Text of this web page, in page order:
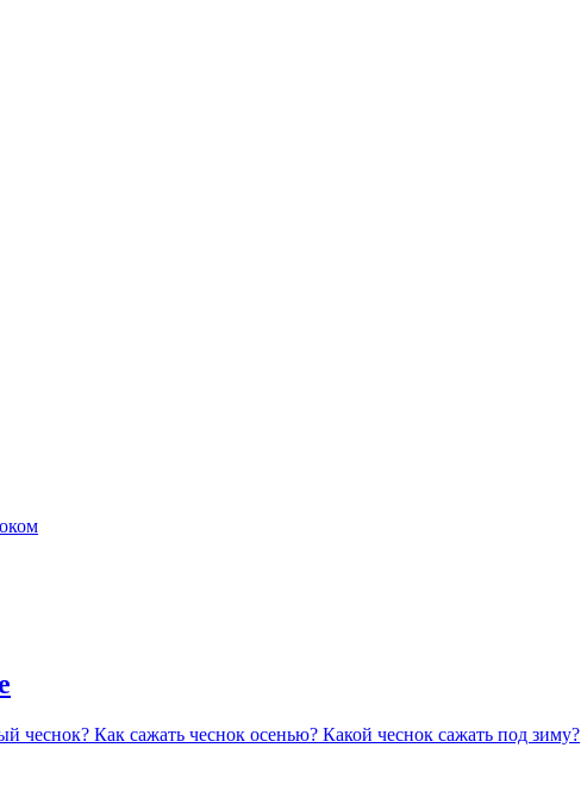
чеснок? Как сажать чеснок осенью? Какой чеснок сажать под зиму?